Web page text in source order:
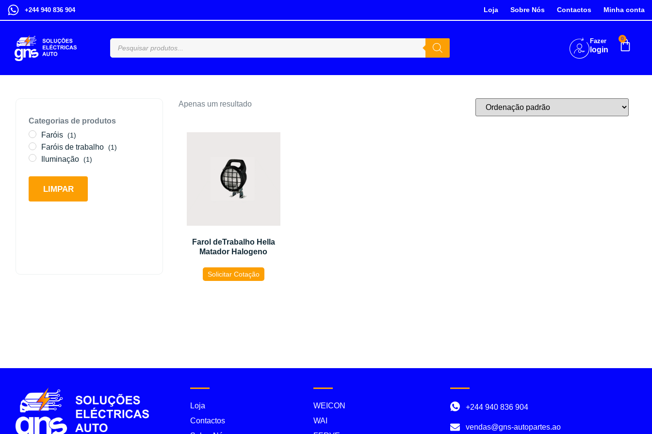
+244 940 836 904 Loja Sobre Nós Contactos Minha conta
Fazer
login
0
Categorias de produtos
Faróis (1)
Faróis de trabalho (1)
Iluminação (1)
LIMPAR
Apenas um resultado
Farol deTrabalho Hella
Matador Halogeno
Solicitar Cotação
Loja
Contactos
WEICON
WAI
+244 940 836 904
vendas@gns-autopartes.ao